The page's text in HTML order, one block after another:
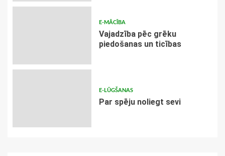
E-MĀCĪBA
Vajadzība pēc grēku
piedošanas un ticības
E-LŪGŠANAS
Par spēju noliegt sevi